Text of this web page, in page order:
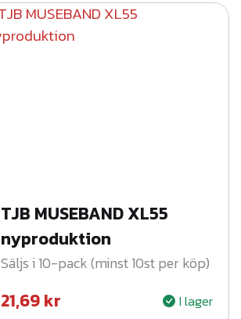
TJB MUSEBAND XL55
nyproduktion
Säljs i 10-pack (minst 10st per köp)
21,69kr I lager